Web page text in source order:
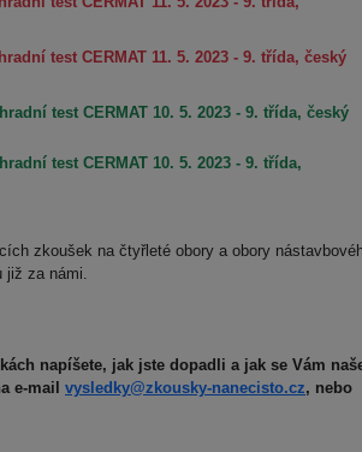
test CERMAT 11. 5. 2023 - 9. třída, český
test CERMAT 10. 5. 2023 - 9. třída, český
test CERMAT 10. 5. 2023 - 9. třída,
zkoušek na čtyřleté obory a obory
za námi.
napíšete, jak jste dopadli a jak se Vám
e-mail vysledky@zkousky-nanecisto.cz, nebo